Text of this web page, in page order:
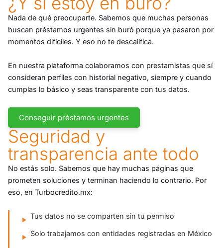
Nada de qué preocuparte. Sabemos que muchas personas
buscan préstamos urgentes sin buró porque ya pasaron por
momentos difíciles. Y eso no te descalifica.
En nuestra plataforma colaboramos con prestamistas que sí
consideran perfiles con historial negativo, siempre y cuando
cumplas lo básico y seas transparente con tus datos.
Conseguir préstamos urgentes
Seguridad y
transparencia ante todo
No estás solo. Sabemos que hay muchas páginas que
prometen soluciones y terminan haciendo lo contrario. Por
eso, en Turbocredito.mx:
Tus datos no se comparten sin tu permiso
Solo trabajamos con entidades registradas en México